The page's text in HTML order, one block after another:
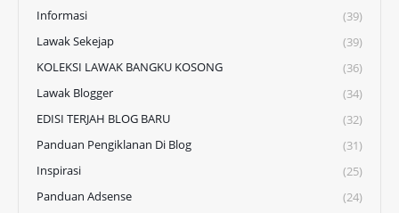
Informasi
(39)
Lawak Sekejap
(39)
KOLEKSI LAWAK BANGKU KOSONG
(36)
Lawak Blogger
(34)
EDISI TERJAH BLOG BARU
(32)
Panduan Pengiklanan Di Blog
(31)
Inspirasi
(25)
Panduan Adsense
(24)